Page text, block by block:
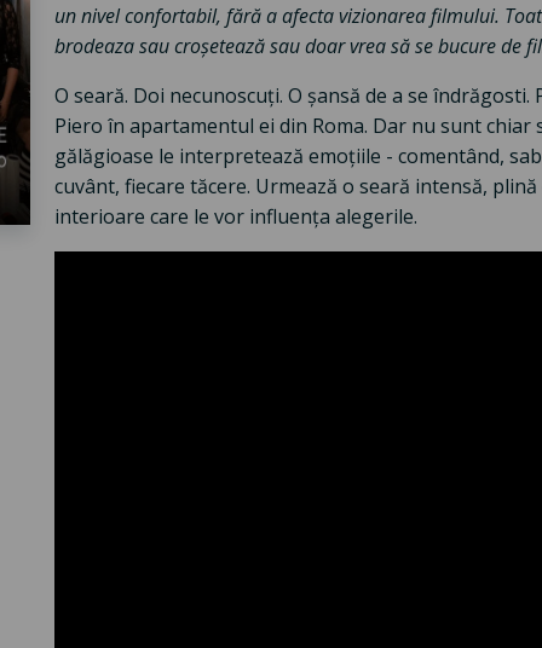
un nivel confortabil, fără a afecta vizionarea filmului.
brodeaza sau croșetează sau doar vrea să se bucure de
O seară. Doi necunoscuți. O șansă de a se
Piero în apartamentul ei din Roma. Dar nu sunt
gălăgioase le interpretează emoțiile - comentând,
cuvânt, fiecare tăcere. Urmează o seară intensă,
interioare care le vor influența alegerile.